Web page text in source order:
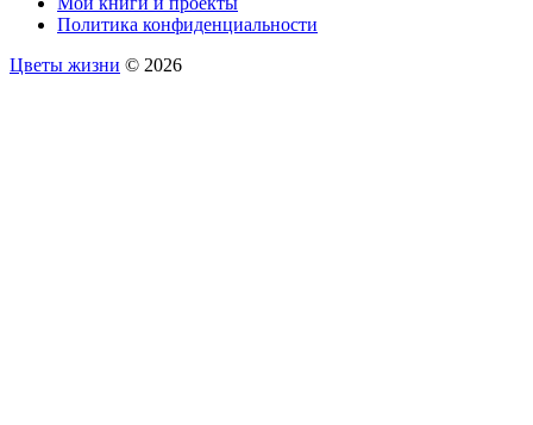
Политика конфиденциальности
Цветы жизни © 2026